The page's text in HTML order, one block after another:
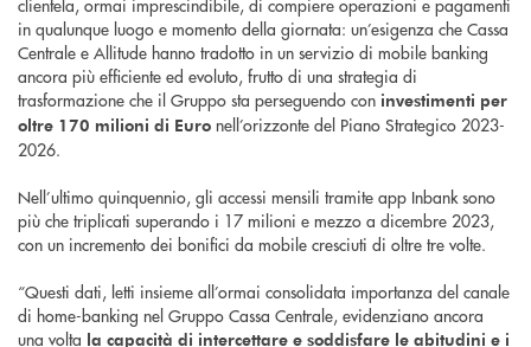
clientela, ormai imprescindibile, di compiere operazioni e pagamenti
in qualunque luogo e momento della giornata: un’esigenza che Cassa
Centrale e Allitude hanno tradotto in un servizio di mobile banking
ancora più efficiente ed evoluto, frutto di una strategia di
trasformazione che il Gruppo sta perseguendo con investimenti per
oltre 170 milioni di Euro nell’orizzonte del Piano Strategico 2023-
2026.
Nell’ultimo quinquennio, gli accessi mensili tramite app Inbank sono
più che triplicati superando i 17 milioni e mezzo a dicembre 2023,
con un incremento dei bonifici da mobile cresciuti di oltre tre volte.
“Questi dati, letti insieme all’ormai consolidata importanza del canale
di home-banking nel Gruppo Cassa Centrale, evidenziano ancora
una volta la capacità di intercettare e soddisfare le abitudini e i